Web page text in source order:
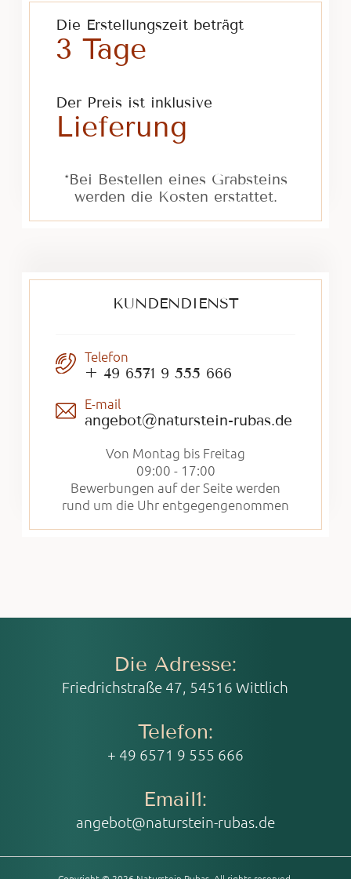
Die Erstellungszeit beträgt
3 Tage
Der Preis ist inklusive
Lieferung
*Bei Bestellen eines Grabsteins
werden die Kosten erstattet.
KUNDENDIENST
Telefon
+ 49 6571 9 555 666
E-mail
angebot@naturstein-rubas.de
Von Montag bis Freitag
09:00 - 17:00
Bewerbungen auf der Seite werden
rund um die Uhr entgegengenommen
Die Adresse:
Friedrichstraße 47, 54516 Wittlich
Telefon:
+ 49 6571 9 555 666
Email1:
angebot@naturstein-rubas.de